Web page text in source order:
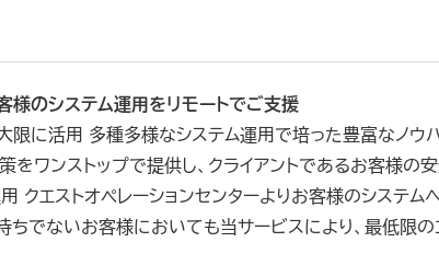
様のシステム運用をリモートでご支援
に活用 多種多様なシステム運用で培った豊富なノウ
をワンストップで提供し、クライアントであるお客様の
エストオペレーションセンターよりお客様のシステ
ちでないお客様においても当サービスにより、最低限の